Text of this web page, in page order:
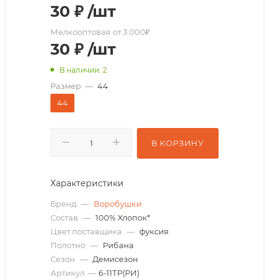
30 ₽ /шт
Мелкооптовая от 3 000₽
30 ₽ /шт
В наличии: 2
Размер — 44
44
В КОРЗИНУ
Характеристики
Бренд — Воробушки
Состав — 100% Хлопок*
Цвет поставщика — фуксия
Полотно — Рибана
Сезон — Демисезон
Артикул — 6-11ТР(РИ)